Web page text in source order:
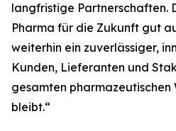
langfristige Partnerschaften.
Pharma für die Zukunft gut
weiterhin ein zuverlässiger,
Kunden, Lieferanten und
gesamten
bleibt.“